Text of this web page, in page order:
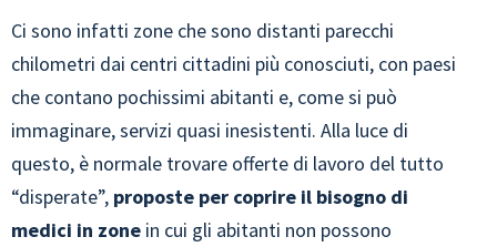
Ci sono infatti zone che sono distanti parecchi
chilometri dai centri cittadini più conosciuti, con paesi
che contano pochissimi abitanti e, come si può
immaginare, servizi quasi inesistenti. Alla luce di
questo, è normale trovare offerte di lavoro del tutto
“disperate”, proposte per coprire il bisogno di
medici in zone in cui gli abitanti non possono